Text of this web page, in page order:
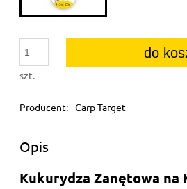
szt.
do
Producent: Carp Target
Opis
Kukurydza Zanętowa na